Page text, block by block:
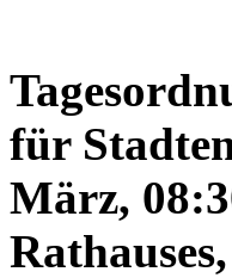
für
März,